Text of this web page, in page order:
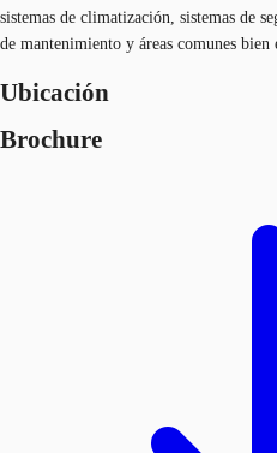
sistemas de climatización, sistemas de
de mantenimiento y áreas comunes bien
Ubicación
Brochure